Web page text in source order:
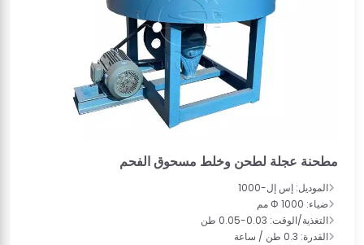
مطحنة عجلة لطحن وخلط مسحوق الفحم
الموديل: إس إل-1000
ضياء: Φ 1000 مم
التغذية/الوقت: 0.03-0.05 طن
القدرة: 0.3 طن / ساعة